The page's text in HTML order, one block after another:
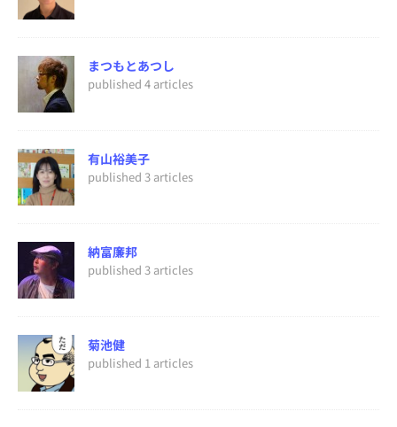
まつもとあつし
published 4 articles
有山裕美子
published 3 articles
納富廉邦
published 3 articles
菊池健
published 1 articles